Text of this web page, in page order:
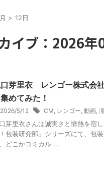
> 12日
イブ：2026年
芽里衣 レンゴー株式会
めてみた！
2026/5/12 CM, レンゴー, 動画,
芽里衣さんは誠実さと情熱を宿
包装研究部」シリーズにて、包
どこかコミカル ...